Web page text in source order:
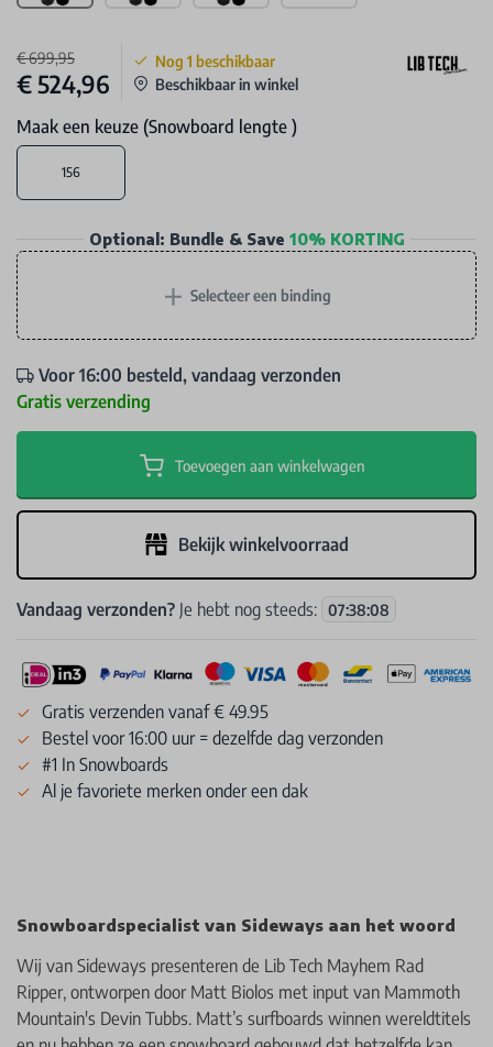
€ 699,95
€ 524,96
Nog 1 beschikbaar
Beschikbaar in winkel
Maak een keuze (Snowboard lengte )
156
Optional: Bundle & Save 10% KORTING
+ Selecteer een binding
Voor 16:00 besteld, vandaag verzonden
Gratis verzending
Toevoegen aan winkelwagen
Bekijk winkelvoorraad
Vandaag verzonden? Je hebt nog steeds: 07:38:08
Gratis verzenden vanaf € 49.95
Bestel voor 16:00 uur = dezelfde dag verzonden
#1 In Snowboards
Al je favoriete merken onder een dak
Snowboardspecialist van Sideways aan het woord
Wij van Sideways presenteren de Lib Tech Mayhem Rad
Ripper, ontworpen door Matt Biolos met input van Mammoth
Mountain's Devin Tubbs. Matt’s surfboards winnen wereldtitels